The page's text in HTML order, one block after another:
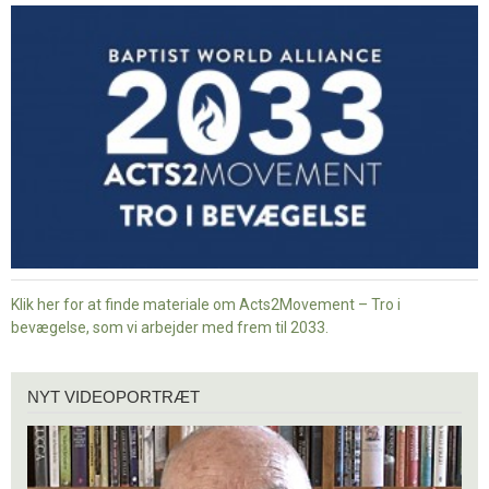
Klik her for at finde materiale om Acts2Movement – Tro i
bevægelse, som vi arbejder med frem til 2033.
videoportræt
NYT VIDEOPORTRÆT